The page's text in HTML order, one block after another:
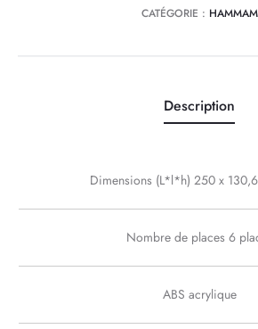
CATÉGORIE : HAMMAM
Description
Dimensions (L*l*h) 250 x
Nombre de places 6
ABS acrylique